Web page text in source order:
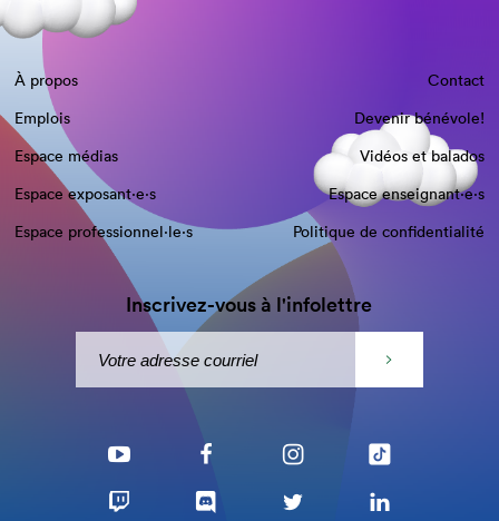
À propos
Contact
Emplois
Devenir bénévole!
Espace médias
Vidéos et balados
Espace exposant·e⋅s
Espace enseignant·e⋅s
Espace professionnel·le⋅s
Politique de confidentialité
Inscrivez-vous à l'infolettre